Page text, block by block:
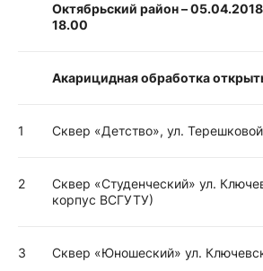
Октябрьский район –
18.00
Акарицидная обработка
1 Сквер «Детство», ул. Терешковой
2
Сквер «Студенческий» ул.
корпус ВСГУТУ)
3 Сквер «Юношеский» ул.